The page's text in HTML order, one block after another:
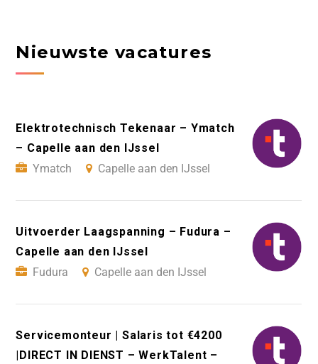
Nieuwste vacatures
Elektrotechnisch Tekenaar – Ymatch
– Capelle aan den IJssel
Ymatch
Capelle aan den IJssel
Uitvoerder Laagspanning – Fudura –
Capelle aan den IJssel
Fudura
Capelle aan den IJssel
Servicemonteur | Salaris tot €4200
|DIRECT IN DIENST – WerkTalent –